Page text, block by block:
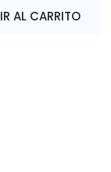
AL CARRITO